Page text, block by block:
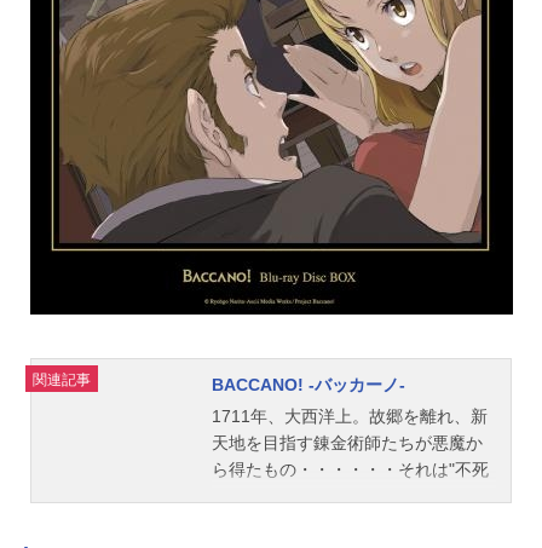
関連記事
BACCANO! -バッカーノ-
1711年、大西洋上。故郷を離れ、新
天地を目指す錬金術師たちが悪魔か
ら得たもの・・・・・・それは"不死